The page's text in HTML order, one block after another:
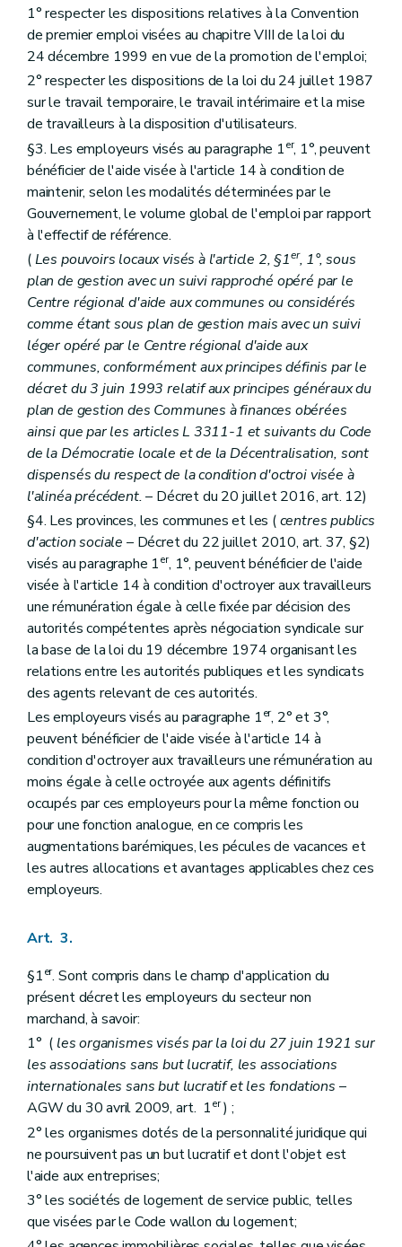
1° respecter les dispositions relatives à la Convention
de premier emploi visées au chapitre VIII de la loi du
24 décembre 1999 en vue de la promotion de l'emploi;
2° respecter les dispositions de la loi du 24 juillet 1987
sur le travail temporaire, le travail intérimaire et la mise
de travailleurs à la disposition d'utilisateurs.
§3. Les employeurs visés au paragraphe 1er, 1°, peuvent
bénéficier de l'aide visée à l'article 14 à condition de
maintenir, selon les modalités déterminées par le
Gouvernement, le volume global de l'emploi par rapport
à l'effectif de référence.
(Les pouvoirs locaux visés à l'article 2, §1er, 1°, sous
plan de gestion avec un suivi rapproché opéré par le
Centre régional d'aide aux communes ou considérés
comme étant sous plan de gestion mais avec un suivi
léger opéré par le Centre régional d'aide aux
communes, conformément aux principes définis par le
décret du 3 juin 1993 relatif aux principes généraux du
plan de gestion des Communes à finances obérées
ainsi que par les articles L 3311-1 et suivants du Code
de la Démocratie locale et de la Décentralisation, sont
dispensés du respect de la condition d'octroi visée à
l'alinéa précédent.– Décret du 20 juillet 2016, art. 12)
§4. Les provinces, les communes et les (centres publics
d'action sociale – Décret du 22 juillet 2010, art. 37, §2)
visés au paragraphe 1er, 1°, peuvent bénéficier de l'aide
visée à l'article 14 à condition d'octroyer aux travailleurs
une rémunération égale à celle fixée par décision des
autorités compétentes après négociation syndicale sur
la base de la loi du 19 décembre 1974 organisant les
relations entre les autorités publiques et les syndicats
des agents relevant de ces autorités.
Les employeurs visés au paragraphe 1er, 2° et 3°,
peuvent bénéficier de l'aide visée à l'article 14 à
condition d'octroyer aux travailleurs une rémunération au
moins égale à celle octroyée aux agents définitifs
occupés par ces employeurs pour la même fonction ou
pour une fonction analogue, en ce compris les
augmentations barémiques, les pécules de vacances et
les autres allocations et avantages applicables chez ces
employeurs.
Art. 3.
§1er. Sont compris dans le champ d'application du
présent décret les employeurs du secteur non
marchand, à savoir:
1° ( les organismes visés par la loi du 27 juin 1921 sur
les associations sans but lucratif, les associations
internationales sans but lucratif et les fondations –
AGW du 30 avril 2009, art. 1er) ;
2° les organismes dotés de la personnalité juridique qui
ne poursuivent pas un but lucratif et dont l'objet est
l'aide aux entreprises;
3° les sociétés de logement de service public, telles
que visées par le Code wallon du logement;